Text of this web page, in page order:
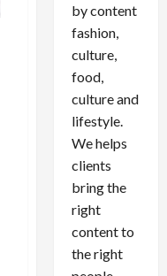
by content
fashion,
culture,
food,
culture and
lifestyle.
We helps
clients
bring the
right
content to
the right